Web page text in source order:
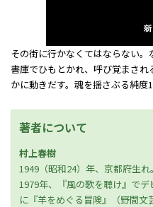
その街に行かなくてはならない。
書庫でひもとかれ、呼び覚まさ
かに動きだす。魂を揺さぶる純度
著者について
村上春樹
1949（昭和24）年、京都府生れ
1979年、『風の歌を聴け』で
に『羊をめぐる冒険』（野間